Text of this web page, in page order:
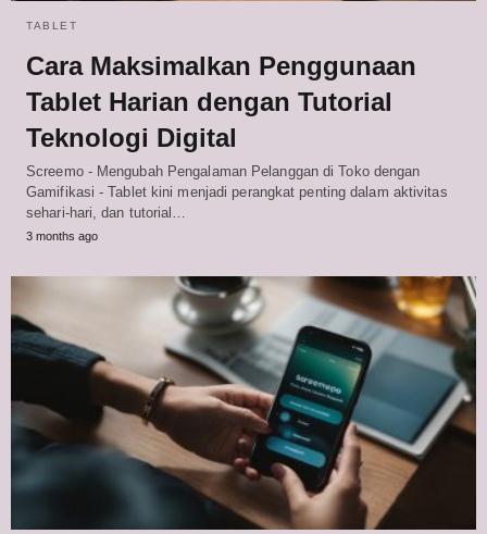
TABLET
Cara Maksimalkan Penggunaan
Tablet Harian dengan Tutorial
Teknologi Digital
Screemo - Mengubah Pengalaman Pelanggan di Toko dengan
Gamifikasi - Tablet kini menjadi perangkat penting dalam aktivitas
sehari-hari, dan tutorial…
3 months ago